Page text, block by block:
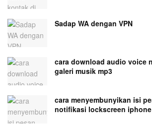
Sadap WA dengan VPN
cara download audio voice
galeri musik mp3
cara menyembunyikan isi
notifikasi lockscreen iphone